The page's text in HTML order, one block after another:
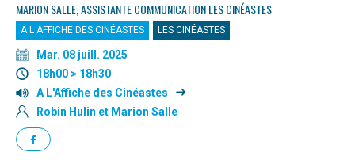
MARION SALLE, ASSISTANTE COMMUNICATION LES CINÉASTES
A L AFFICHE DES CINÉASTES LES CINÉASTES
Mar. 08 juill. 2025
18h00 > 18h30
A L'Affiche des Cinéastes
Robin Hulin et Marion Salle